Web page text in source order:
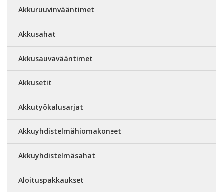
Akkuruuvinvääntimet
Akkusahat
Akkusauvavääntimet
Akkusetit
Akkutyökalusarjat
Akkuyhdistelmähiomakoneet
Akkuyhdistelmäsahat
Aloituspakkaukset